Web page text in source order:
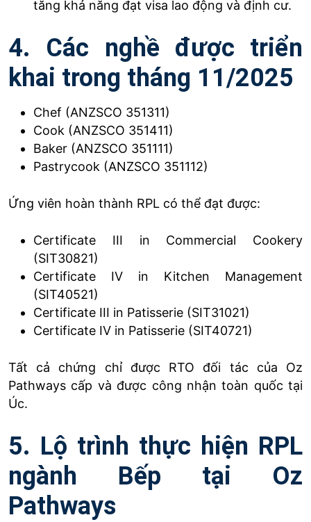
tăng khả năng đạt visa lao động và định cư.
4. Các nghề được triển
khai trong tháng 11/2025
Chef (ANZSCO 351311)
Cook (ANZSCO 351411)
Baker (ANZSCO 351111)
Pastrycook (ANZSCO 351112)
Ứng viên hoàn thành RPL có thể đạt được:
Certificate III in Commercial Cookery
(SIT30821)
Certificate IV in Kitchen Management
(SIT40521)
Certificate III in Patisserie (SIT31021)
Certificate IV in Patisserie (SIT40721)
Tất cả chứng chỉ được RTO đối tác của Oz
Pathways cấp và được công nhận toàn quốc tại
Úc.
5. Lộ trình thực hiện RPL
ngành Bếp tại Oz
Pathways